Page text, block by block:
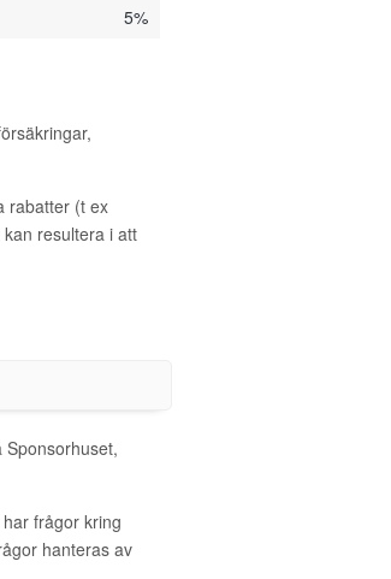
5%
rabatter (t ex
resultera i att
frågor kring
hanteras av